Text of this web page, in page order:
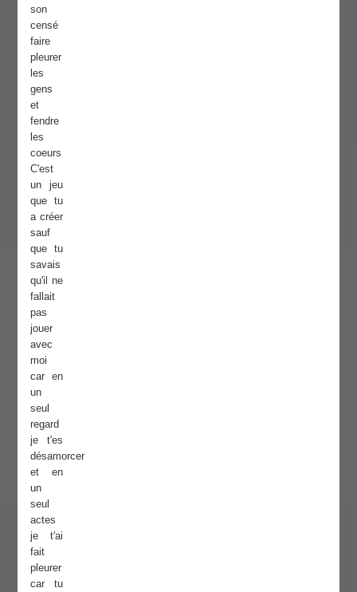
son
censé
faire
pleurer
les
gens
et
fendre
les
coeurs
C'est
un jeu
que tu
a créer
sauf
que tu
savais
qu'il ne
fallait
pas
jouer
avec
moi
car en
un
seul
regard
je t'es
désamorcer
et en
un
seul
actes
je t'ai
fait
pleurer
car tu